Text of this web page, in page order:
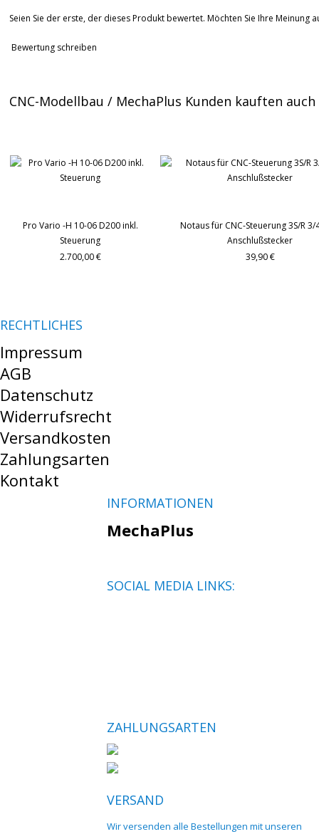
Seien Sie der erste, der dieses Produkt bewertet. Möchten Sie Ihre Meinung
Bewertung schreiben
CNC-Modellbau / MechaPlus Kunden kauften auch
Pro Vario -H 10-06 D200 inkl.
Steuerung
2.700,00 €
Notaus für CNC-Steuerung 3S/R 3/
Anschlußstecker
39,90 €
RECHTLICHES
Impressum
AGB
Datenschutz
Widerrufsrecht
Versandkosten
Zahlungsarten
Kontakt
INFORMATIONEN
MechaPlus
SOCIAL MEDIA LINKS:
ZAHLUNGSARTEN
VERSAND
Wir versenden alle Bestellungen mit unseren